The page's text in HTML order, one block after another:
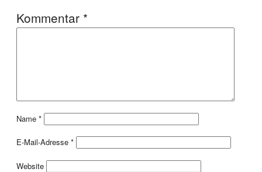
Kommentar *
Name *
E-Mail-Adresse *
Website